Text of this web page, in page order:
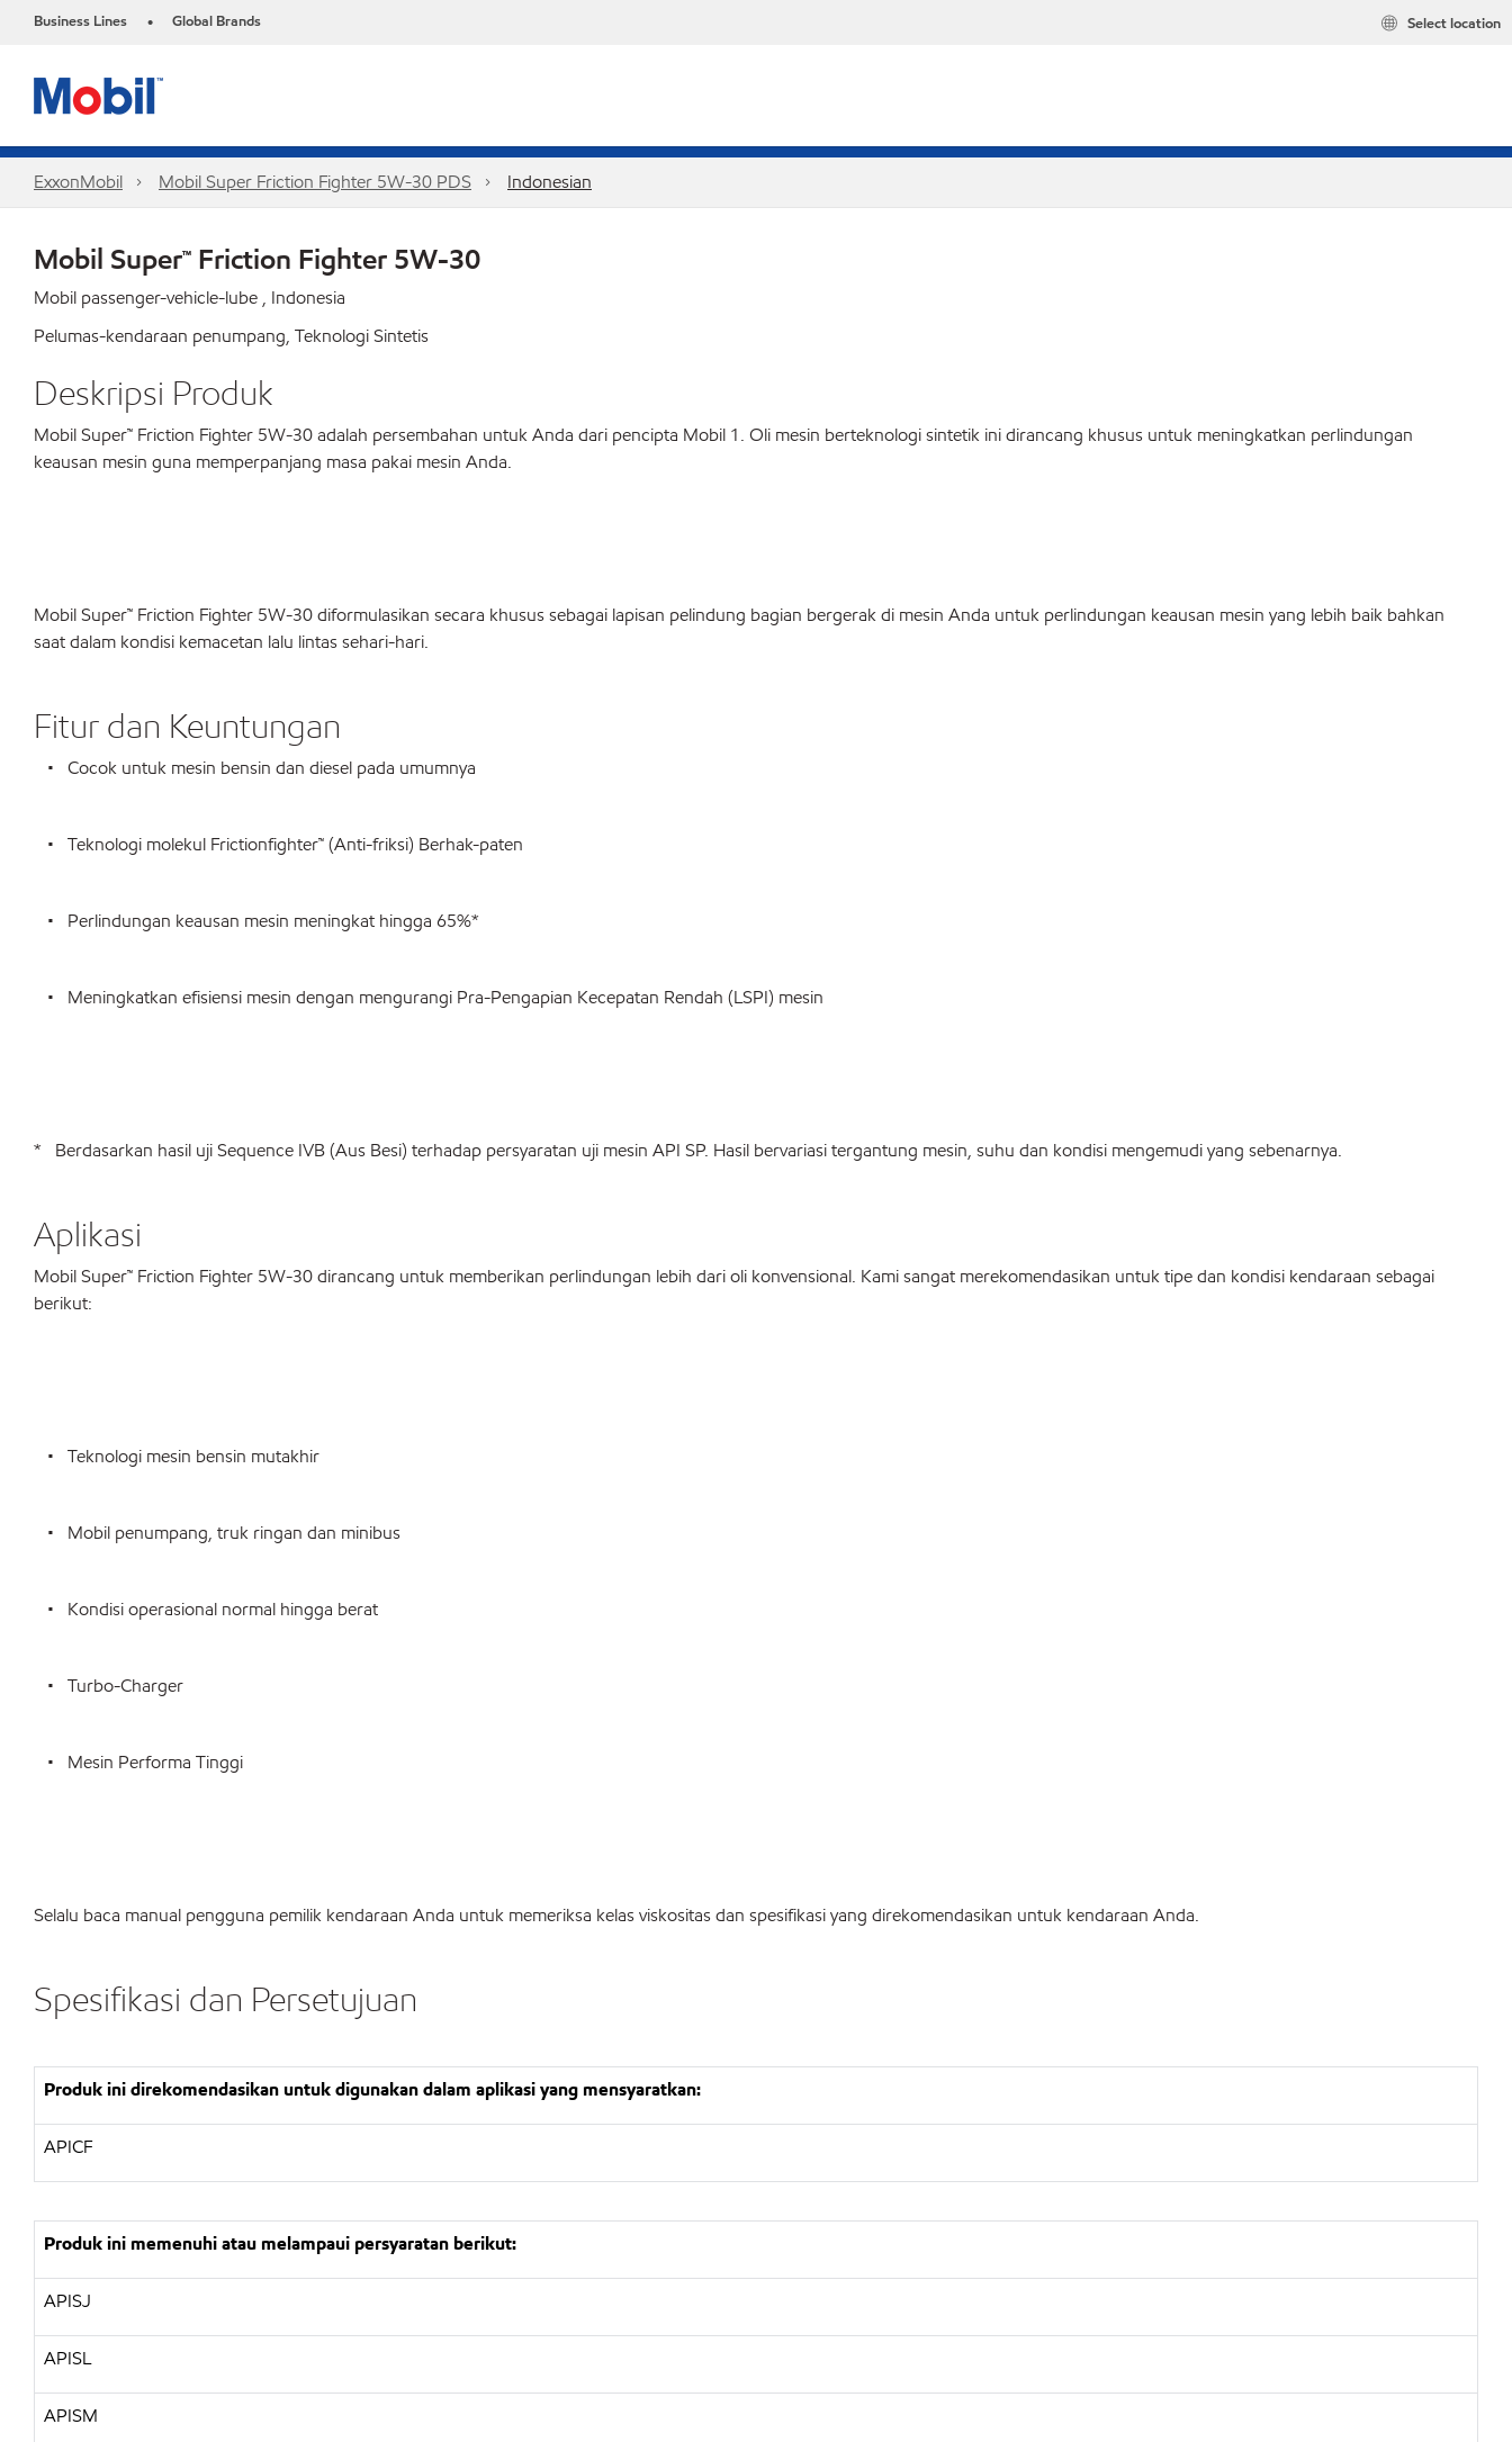
Business Lines • Global Brands Select location
ExxonMobil Mobil Super Friction Fighter 5W-30 PDS Indonesian
Mobil Super™ Friction Fighter 5W-30
Mobil passenger-vehicle-lube , Indonesia
Pelumas-kendaraan penumpang, Teknologi Sintetis
Deskripsi Produk
Mobil Super™ Friction Fighter 5W-30 adalah persembahan untuk Anda dari pencipta Mobil 1. Oli mesin berteknologi sintetik ini dirancang khusus untuk meningkatkan perlindungan
keausan mesin guna memperpanjang masa pakai mesin Anda.
Mobil Super™ Friction Fighter 5W-30 diformulasikan secara khusus sebagai lapisan pelindung bagian bergerak di mesin Anda untuk perlindungan keausan mesin yang lebih baik bahkan
saat dalam kondisi kemacetan lalu lintas sehari-hari.
Fitur dan Keuntungan
• Cocok untuk mesin bensin dan diesel pada umumnya
• Teknologi molekul Frictionfighter™ (Anti-friksi) Berhak-paten
• Perlindungan keausan mesin meningkat hingga 65%*
• Meningkatkan efisiensi mesin dengan mengurangi Pra-Pengapian Kecepatan Rendah (LSPI) mesin
* Berdasarkan hasil uji Sequence IVB (Aus Besi) terhadap persyaratan uji mesin API SP. Hasil bervariasi tergantung mesin, suhu dan kondisi mengemudi yang sebenarnya.
Aplikasi
Mobil Super™ Friction Fighter 5W-30 dirancang untuk memberikan perlindungan lebih dari oli konvensional. Kami sangat merekomendasikan untuk tipe dan kondisi kendaraan sebagai
berikut:
• Teknologi mesin bensin mutakhir
• Mobil penumpang, truk ringan dan minibus
• Kondisi operasional normal hingga berat
• Turbo-Charger
• Mesin Performa Tinggi
Selalu baca manual pengguna pemilik kendaraan Anda untuk memeriksa kelas viskositas dan spesifikasi yang direkomendasikan untuk kendaraan Anda.
Spesifikasi dan Persetujuan
Produk ini direkomendasikan untuk digunakan dalam aplikasi yang mensyaratkan:
APICF
Produk ini memenuhi atau melampaui persyaratan berikut:
APISJ
APISL
APISM